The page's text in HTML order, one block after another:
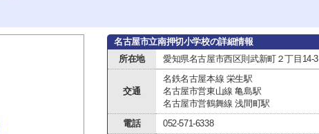
名古屋市立南押切小学校の詳細情報
所在地
愛知県名古屋市西区則武新町２丁目14-3
交通
名鉄名古屋本線 栄生駅
名古屋市営東山線 亀島駅
名古屋市営鶴舞線 浅間町駅
電話
052-571-6338